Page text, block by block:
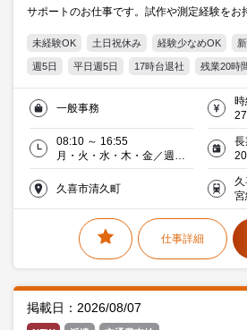
サポートのお仕事です。試作や測定経験をお
未経験OK 土日祝休み 経験少なめOK
週5日 平日週5日 17時台退社 残業20時
自転車・バイク通勤OK 服装・髪型自由
Word Excel 20代活躍中 30
ミドル(40代)活躍中
一般事務
時
08:10 ～ 16:55
月・火・水・木・金／週５
日
長
久喜市清久町
宮
(
仕事詳細
掲載日：2026/08/07